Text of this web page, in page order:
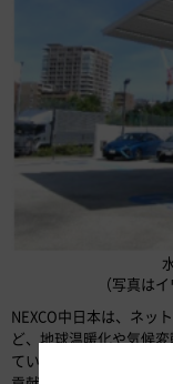
（写真は
NEXCO中日本は、ネッ
ど、地球温暖化や気候
ていく必要があると考